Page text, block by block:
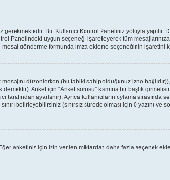
Bu, Kullanıcı Kontrol Paneliniz yoluyla yapılır.
Panelindeki uygun seçeneği işaretleyerek tüm
gönderme formunda imza ekleme seçeneğinin işaretini
düzenlerken (bu tabiki sahip olduğunuz izne
Anket için “Anket sorusu” kısmına bir başlık
ayarlanır). Ayrıca kullanıcıların oylama sırasında
belirleyebilirsiniz (sınırsız sürede olması için 0 yazın) ve
anketiniz için izin verilen miktardan daha fazla seçenek